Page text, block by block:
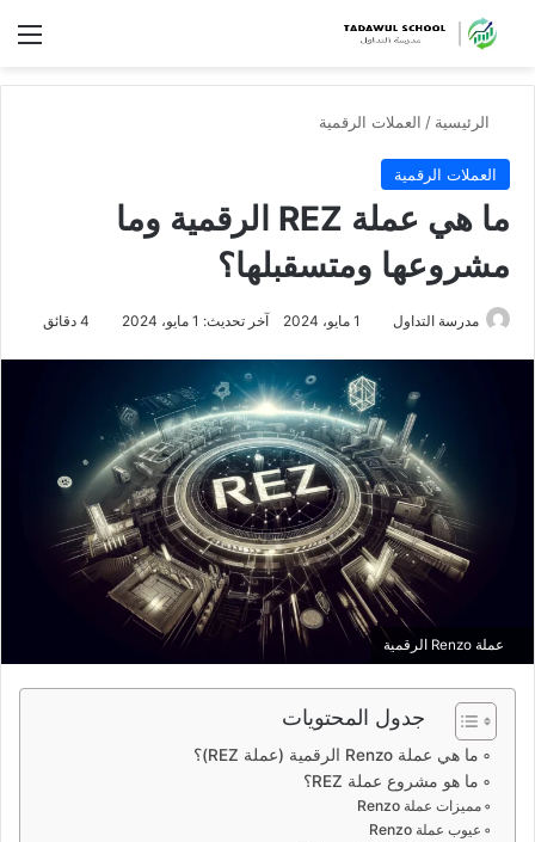
الرئيسية / العملات الرقمية
العملات الرقمية
ما هي عملة REZ الرقمية وما
مشروعها ومتسقبلها؟
مدرسة التداول 1 مايو، 2024 آخر تحديث: 1 مايو، 2024
عملة Renzo الرقمية
جدول المحتويات
ما هي عملة Renzo الرقمية (عملة REZ)؟
ما هو مشروع عملة REZ؟
مميزات عملة Renzo
عيوب عملة Renzo